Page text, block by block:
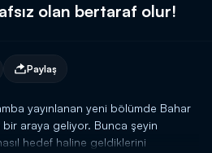
olan bertaraf olur!
Paylaş
yayınlanan yeni bölümde Bahar
araya geliyor. Bunca şeyin
hedef haline geldiklerini